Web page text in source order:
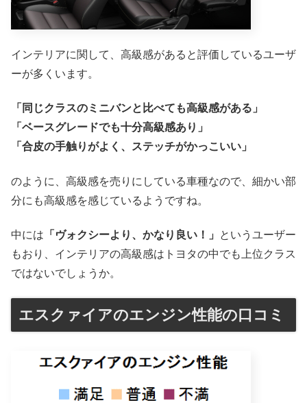
インテリアに関して、高級感があると評価しているユーザ
ーが多くいます。
「同じクラスのミニバンと比べても高級感がある」
「ベースグレードでも十分高級感あり」
「合皮の手触りがよく、ステッチがかっこいい」
のように、高級感を売りにしている車種なので、細かい部
分にも高級感を感じているようですね。
中には 「ヴォクシーより、かなり良い！」
というユーザー
もおり、インテリアの高級感はトヨタの中でも上位クラス
ではないでしょうか。
エスクァイアのエンジン性能の口コミ